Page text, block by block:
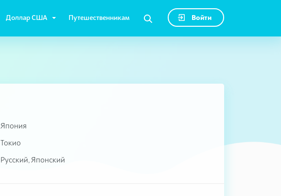
Доллар США Путешественникам Войти
Япония
Токио
Русский, Японский